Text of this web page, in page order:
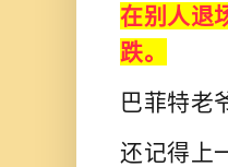
在别人退
跌。
巴菲特老
还记得上